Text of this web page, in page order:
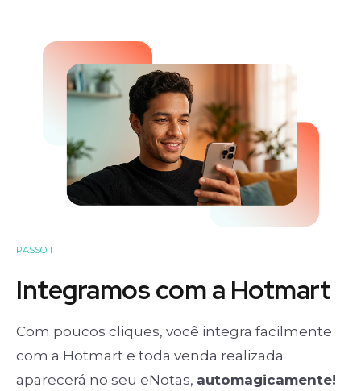
PASSO 1
Integramos com a Hotmart
Com poucos cliques, você integra facilmente
com a Hotmart e toda venda realizada
aparecerá no seu eNotas, automagicamente!